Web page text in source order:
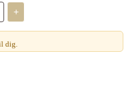
+
dig.